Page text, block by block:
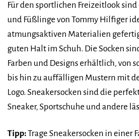
Für den sportlichen Freizeitlook
und Füßlinge von Tommy Hilfiger
atmungsaktiven Materialien
guten Halt im Schuh. Die Socken
Farben und Designs erhältlich, von
bis hin zu auffälligen Mustern mit
Logo. Sneakersocken sind die
Sneaker, Sportschuhe und andere
Tipp:Trage Sneakersocken in einer